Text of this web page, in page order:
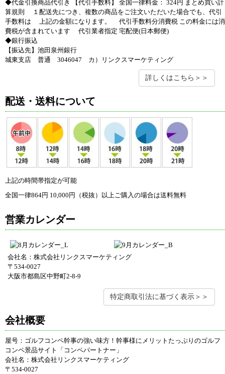
◆代金引換商品代引き 【代引手数料】 全国一律料金： 324円 まとめ買い計
算規則 １配送先につき、複数の商品をご注文いただいた場合でも、代引
手数料は 上記の金額になります。 代引手数料分消費税 この料金には消
費税が含まれています 代引業者指定 宅配便(日本郵便)
◆銀行振込
【振込先】池田泉州銀行
城東支店 普通 3046047 カ）リンクスマーケティング
詳しくはこちら＞＞
配送・送料について
上記の時間帯指定が可能
全国一律864円 10,000円（税抜）以上ご購入の場合は送料無料
営業カレンダー
会社名：株式会社リンクスマーケティング
〒534-0027
大阪市都島区中野町2-8-9
特定商取引法に基づく表示＞＞
会社概要
屋号：ゴルフコンペ幹事の強い味方！幹事様にメリットたっぷりのゴルフ
コンペ景品サイト「コンペパートナー」
会社名：株式会社リンクスマーケティング
〒534-0027